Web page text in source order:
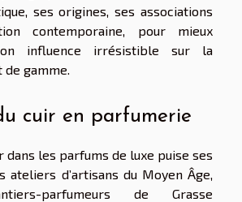
ses origines, ses associations
contemporaine, pour mieux
influence irrésistible sur la
gamme.
cuir en parfumerie
dans les parfums de luxe puise ses
ateliers d’artisans du Moyen Âge,
parfumeurs de Grasse